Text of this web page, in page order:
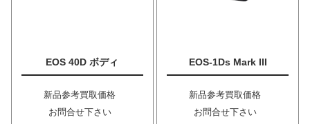
EOS 40D ボディ
新品参考買取価格
お問合せ下さい
EOS-1Ds Mark III
新品参考買取価格
お問合せ下さい